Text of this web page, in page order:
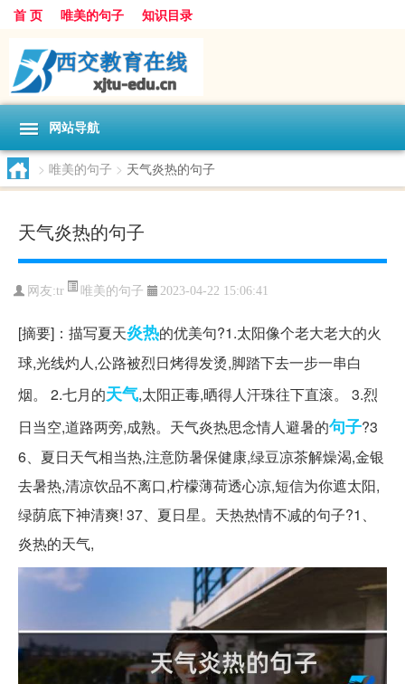
首 页 唯美的句子 知识目录
网站导航
> 唯美的句子 > 天气炎热的句子
天气炎热的句子
网友:tr 唯美的句子 2023-04-22 15:06:41
[摘要]：描写夏天炎热的优美句?1.太阳像个老大老大的火
球,光线灼人,公路被烈日烤得发烫,脚踏下去一步一串白
烟。 2.七月的天气,太阳正毒,晒得人汗珠往下直滚。 3.烈
日当空,道路两旁,成熟。天气炎热思念情人避暑的句子?3
6、夏⽇天⽓相当热,注意防暑保健康,绿⾖凉茶解燥渴,⾦银
去暑热,清凉饮品不离⼝,柠檬薄荷透⼼凉,短信为你遮太阳,
绿荫底下神清爽! 37、夏⽇星。天热热情不减的句子?1、
炎热的天气,